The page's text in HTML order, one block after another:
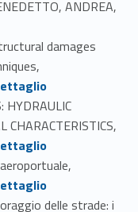
ANDREA,
damages
HYDRAULIC
CHARACTERISTICS,
delle strade: i